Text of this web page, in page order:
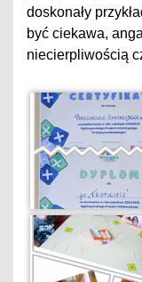
doskonały
być ciekawa,
niecierpliwością